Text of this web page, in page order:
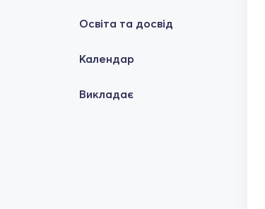
Освіта та досвід
Календар
Викладає